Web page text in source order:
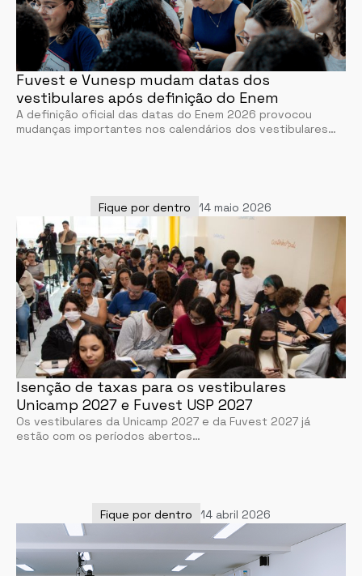
Fuvest e Vunesp mudam datas dos
vestibulares após definição do Enem
A definição oficial das datas do Enem 2026 provocou
mudanças importantes nos calendários dos vestibulares…
Fique por dentro 14 maio 2026
Isenção de taxas para os vestibulares
Unicamp 2027 e Fuvest USP 2027
Os vestibulares da Unicamp 2027 e da Fuvest 2027 já
estão com os períodos abertos…
Fique por dentro 14 abril 2026